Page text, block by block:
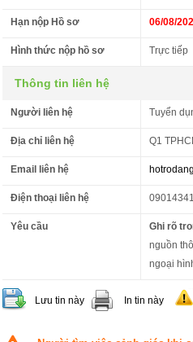
Hạn nộp Hồ sơ 06/08/
Hình thức nộp hồ sơ Trực tiếp
Thông tin liên hệ
Người liên hệ Tuyển
Địa chỉ liên hệ Q1
Email liên hệ
Điện thoại liên hệ
Yêu cầu Ghi rõ
nguồn
ngoại
Lưu tin này In tin này